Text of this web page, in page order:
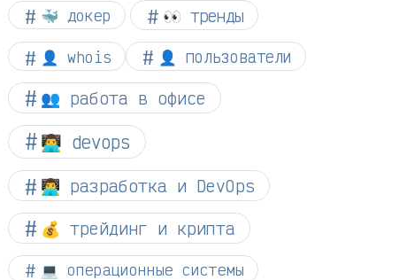
🐳 докер 👀 тренды
👤 whois 👤 пользователи
👥 работа в офисе
👨‍💻 devops
👨‍💻 разработка и DevOps
💰 трейдинг и крипта
💻 операционные системы